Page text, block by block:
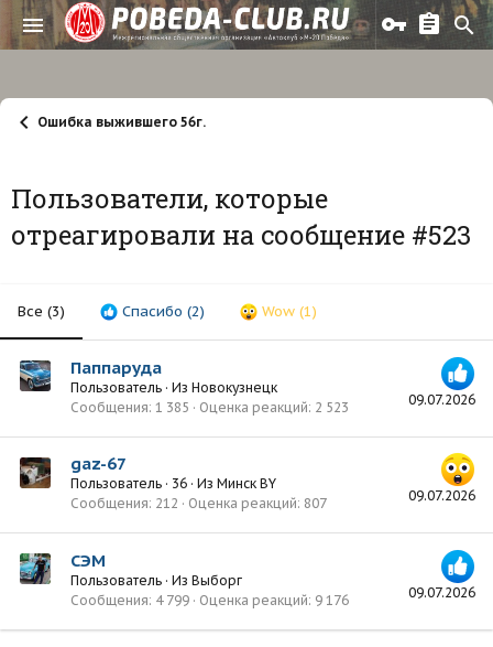
Ошибка выжившего 56г.
Пользователи, которые
отреагировали на сообщение #523
Все (3) Спасибо (2) Wow (1)
09.07.2026
Паппаруда
Пользователь · Из Новокузнецк
Сообщения 1 385 Оценка реакций 2 523
09.07.2026
gaz-67
Пользователь · 36 · Из Минск BY
Сообщения 212 Оценка реакций 807
09.07.2026
СЭМ
Пользователь · Из Выборг
Сообщения 4 799 Оценка реакций 9 176